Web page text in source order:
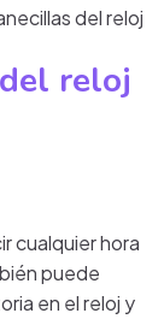
del reloj
reloj
cualquier hora
puede
en el reloj y